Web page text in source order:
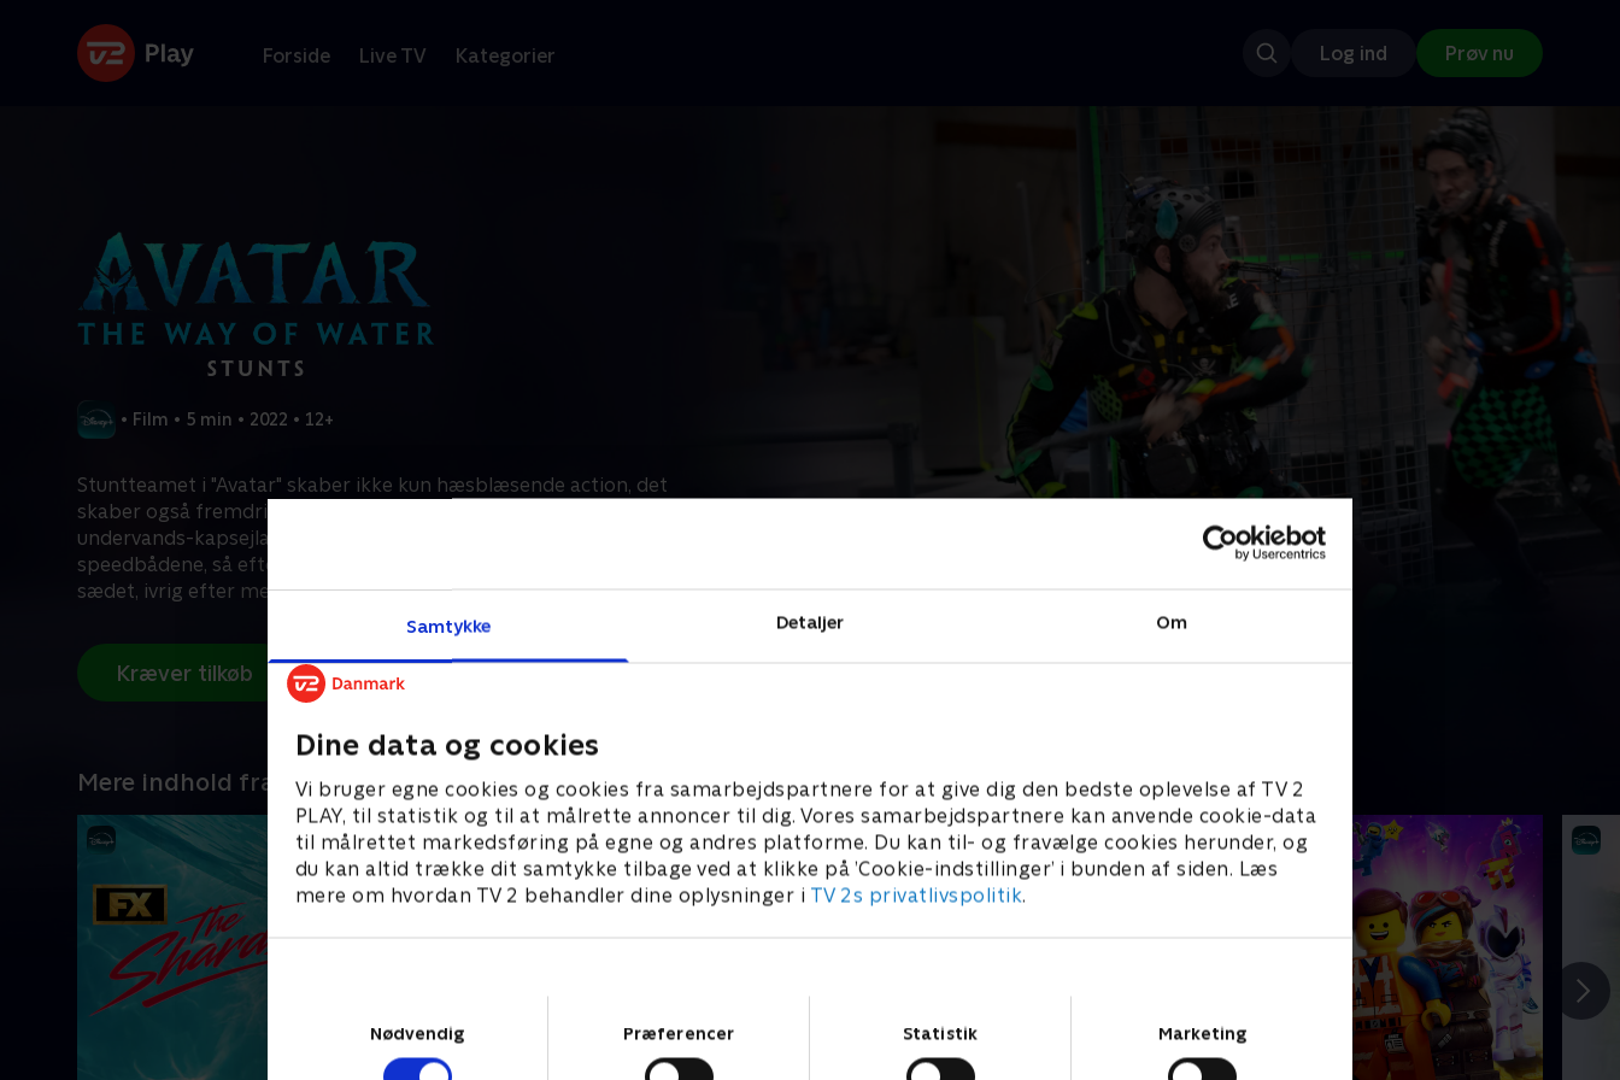
Samtykke Detaljer Om
Dine data og cookies
Vi bruger egne cookies og cookies fra samarbejdspartnere for at give dig den bedste oplevelse af TV 2
PLAY, til statistik og til at målrette annoncer til dig. Vores samarbejdspartnere kan anvende cookie-data
til målrettet markedsføring på egne og andres platforme. Du kan til- og fravælge cookies herunder, og
du kan altid trække dit samtykke tilbage ved at klikke på ’Cookie-indstillinger’ i bunden af siden. Læs
mere om hvordan TV 2 behandler dine oplysninger i TV 2s privatlivspolitik.
Nødvendig
Præferencer Statistik Marketing
Forside Live TV Kategorier Log ind Prøv nu
• Film • 5 min • 2022 • 12+
Stuntteamet i "Avatar" skaber ikke kun hæsblæsende action, det
skaber også fremdrift i historien. Uanset om de begiver sig ud i
undervands-kapsejlads, luftakrobatik eller betjener RDA-
speedbådene, så efterlader stuntteamet dig på kanten af
sædet, ivrig efter mere.
Kræver tilkøb
Mere indhold fra Disney+